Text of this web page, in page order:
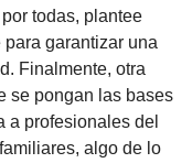
todas, plantee
garantizar una
Finalmente, otra
se pongan las bases
a profesionales del
algo de lo